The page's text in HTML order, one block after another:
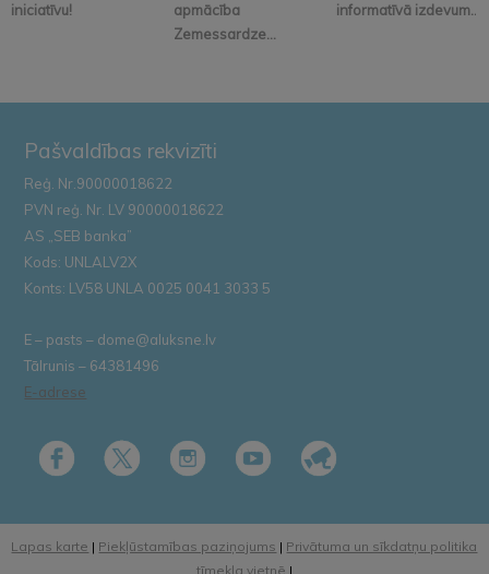
iniciatīvu!
apmācība
Zemessardze...
informatīvā izdevum...
Pašvaldības rekvizīti
Reģ. Nr.90000018622
PVN reģ. Nr. LV 90000018622
AS „SEB banka”
Kods: UNLALV2X
Konts: LV58 UNLA 0025 0041 3033 5
E – pasts – dome@aluksne.lv
Tālrunis – 64381496
E-adrese
Lapas karte | Piekļūstamības paziņojums | Privātuma un sīkdatņu politika
tīmekļa vietnē |